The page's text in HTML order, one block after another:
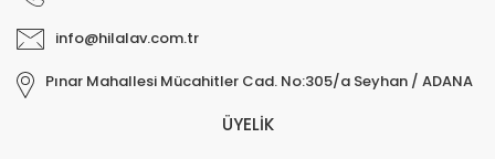
info@hilalav.com.tr
Pınar Mahallesi Mücahitler Cad. No:305/a Seyhan / ADANA
ÜYELİK